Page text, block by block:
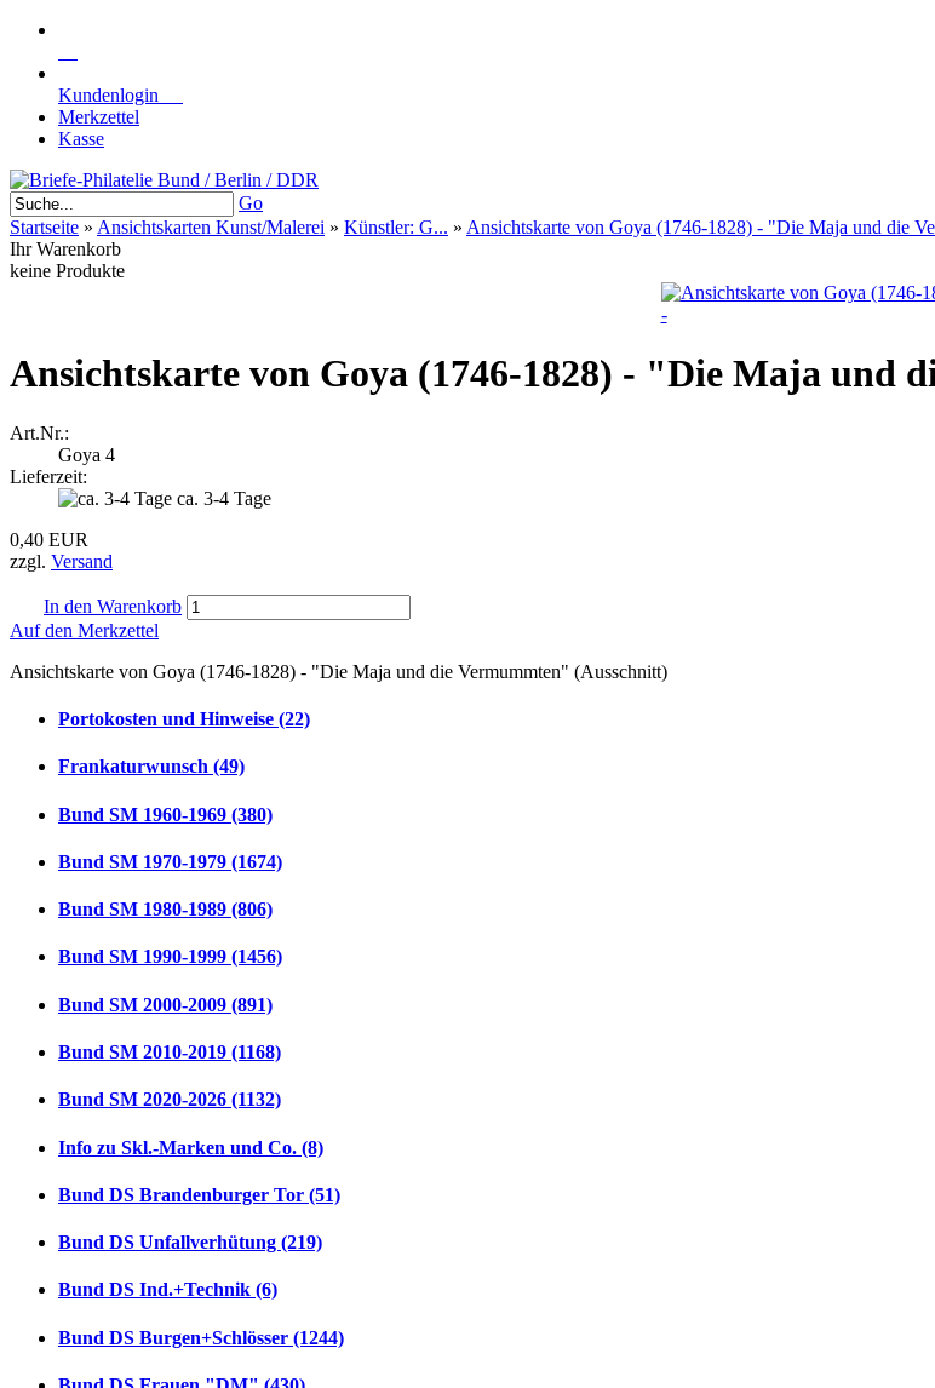
Kundenlogin
Merkzettel
Kasse
Go
Startseite » Ansichtskarten Kunst/Malerei » Künstler: G... » Ansichtskarte von Goya (1746-1828) - "Die Maja und die
Ihr Warenkorb
keine Produkte
Ansichtskarte von Goya (1746-1828) - "Die Maja und
Art.Nr.:
Goya 4
Lieferzeit:
ca. 3-4 Tage
0,40 EUR
zzgl. Versand
In den Warenkorb
Auf den Merkzettel
Ansichtskarte von Goya (1746-1828) - "Die Maja und die Vermummten" (Ausschnitt)
Portokosten und Hinweise (22)
Frankaturwunsch (49)
Bund SM 1960-1969 (380)
Bund SM 1970-1979 (1674)
Bund SM 1980-1989 (806)
Bund SM 1990-1999 (1456)
Bund SM 2000-2009 (891)
Bund SM 2010-2019 (1168)
Bund SM 2020-2026 (1132)
Info zu Skl.-Marken und Co. (8)
Bund DS Brandenburger Tor (51)
Bund DS Unfallverhütung (219)
Bund DS Ind.+Technik (6)
Bund DS Burgen+Schlösser (1244)